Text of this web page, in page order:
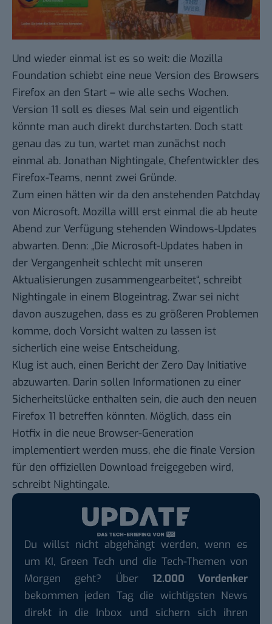
Und wieder einmal ist es so weit: die Mozilla
Foundation schiebt eine neue Version des Browsers
Firefox an den Start – wie alle sechs Wochen.
Version 11 soll es dieses Mal sein und eigentlich
könnte man auch direkt durchstarten. Doch statt
genau das zu tun, wartet man zunächst noch
einmal ab. Jonathan Nightingale, Chefentwickler des
Firefox-Teams, nennt zwei Gründe.
Zum einen hätten wir da den anstehenden Patchday
von Microsoft. Mozilla willl erst einmal die ab heute
Abend zur Verfügung stehenden Windows-Updates
abwarten. Denn: „Die Microsoft-Updates haben in
der Vergangenheit schlecht mit unseren
Aktualisierungen zusammengearbeitet“, schreibt
Nightingale in einem Blogeintrag. Zwar sei nicht
davon auszugehen, dass es zu größeren Problemen
komme, doch Vorsicht walten zu lassen ist
sicherlich eine weise Entscheidung.
Klug ist auch, einen Bericht der Zero Day Initiative
abzuwarten. Darin sollen Informationen zu einer
Sicherheitslücke enthalten sein, die auch den neuen
Firefox 11 betreffen könnten. Möglich, dass ein
Hotfix in die neue Browser-Generation
implementiert werden muss, ehe die finale Version
für den offiziellen Download freigegeben wird,
schreibt Nightingale.
Du willst nicht abgehängt werden, wenn es
um KI, Green Tech und die Tech-Themen von
Morgen geht? Über 12.000 Vordenker
bekommen jeden Tag die wichtigsten News
direkt in die Inbox und sichern sich ihren